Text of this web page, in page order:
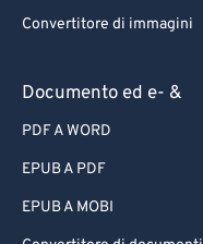
Convertitore di immagini
Documento ed e- &
PDF A WORD
EPUB A PDF
EPUB A MOBI